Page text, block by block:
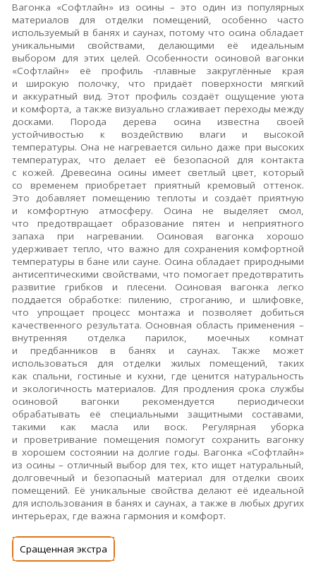
Вагонка «Софтлайн» из осины – это один из популярных
материалов для отделки помещений, особенно часто
используемый в банях и саунах, потому что осина обладает
уникальными свойствами, делающими её идеальным
выбором для этих целей. Особенности осиновой вагонки
«Софтлайн» её профиль -плавные закруглённые края
и широкую полочку, что придаёт поверхности мягкий
и аккуратный вид. Этот профиль создаёт ощущение уюта
и комфорта, а также визуально сглаживает переходы между
досками. Порода дерева осина известна своей
устойчивостью к воздействию влаги и высокой
температуры. Она не нагревается сильно даже при высоких
температурах, что делает её безопасной для контакта
с кожей. Древесина осины имеет светлый цвет, который
со временем приобретает приятный кремовый оттенок.
Это добавляет помещению теплоты и создаёт приятную
и комфортную атмосферу. Осина не выделяет смол,
что предотвращает образование пятен и неприятного
запаха при нагревании. Осиновая вагонка хорошо
удерживает тепло, что важно для сохранения комфортной
температуры в бане или сауне. Осина обладает природными
антисептическими свойствами, что помогает предотвратить
развитие грибков и плесени. Осиновая вагонка легко
поддается обработке: пилению, строганию, и шлифовке,
что упрощает процесс монтажа и позволяет добиться
качественного результата. Основная область применения –
внутренняя отделка парилок, моечных комнат
и предбанников в банях и саунах.Также может
использоваться для отделки жилых помещений, таких
как спальни, гостиные и кухни, где ценится натуральность
и экологичность материалов. Для продления срока службы
осиновой вагонки рекомендуется периодически
обрабатывать её специальными защитными составами,
такими как масла или воск. Регулярная уборка
и проветривание помещения помогут сохранить вагонку
в хорошем состоянии на долгие годы.Вагонка «Софтлайн»
из осины – отличный выбор для тех, кто ищет натуральный,
долговечный и безопасный материал для отделки своих
помещений. Её уникальные свойства делают её идеальной
для использования в банях и саунах, а также в любых других
интерьерах, где важна гармония и комфорт.
Сращенная экстра